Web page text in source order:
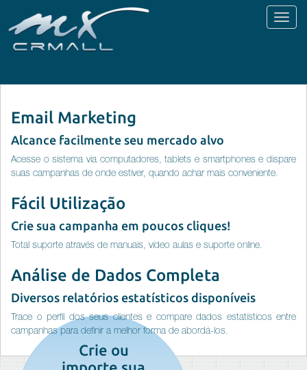
Toggle
Email Marketing
Alcance facilmente seu mercado alvo
Acesse o sistema via computadores, tablets e smartphones e dispare
suas campanhas de onde estiver, quando achar mais conveniente.
Fácil Utilização
Crie sua campanha em poucos cliques!
Total suporte através de manuais, vídeo aulas e suporte online.
Análise de Dados Completa
Diversos relatórios estatísticos disponíveis
Trace o perfil dos seus clientes e compare dados estatísticos entre
campanhas para definir a melhor forma de abordá-los.
Crie ou